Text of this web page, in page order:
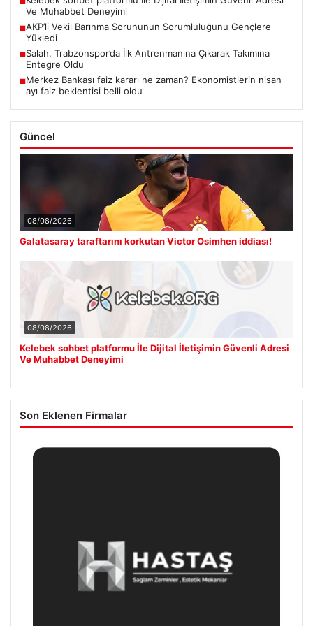
Ve Muhabbet Deneyimi
■AKP’li Vekil Barınma Sorununun Sorumluluğunu Gençlere
Yükledi
■Salah, Trabzonspor’da İlk Antrenmanına Çıkarak Takımına
Entegre Oldu
■Merkez Bankası faiz kararı ne zaman? Ekonomistlerin nisan
ayı faiz beklentisi belli oldu
Güncel
08/08/2026
Galatasaray taraftarını korkutan Victor Osimhen iddiası!
08/08/2026
Kelebek sohbet platformu İle Dijital İletişimin Güvenli Adresi
Ve Muhabbet Deneyimi
Son Eklenen Firmalar